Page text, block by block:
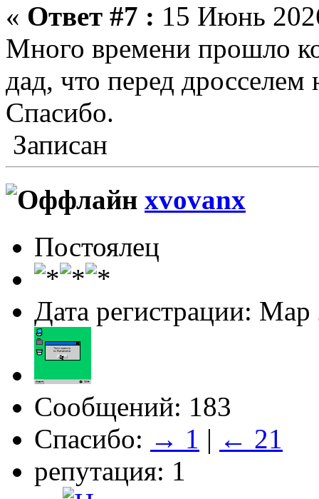
« Ответ #7 : 15 Июнь
Много времени прошло
дад, что перед дросселем
Спасибо.
Записан
xvovanx
Постоялец
Дата регистрации: Мар
Сообщений: 183
Спасибо: → 1 | ← 21
репутация: 1